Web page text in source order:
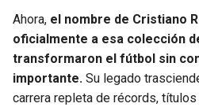
Ahora, el nombre de Cristiano
oficialmente a esa colección
transformaron el fútbol sin
importante. Su legado
carrera repleta de récords,